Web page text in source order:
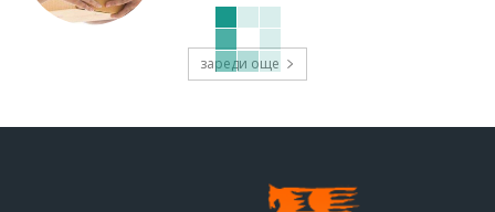
зареди още